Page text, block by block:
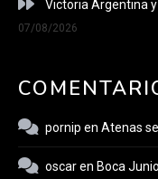
Victoria Argentina
07/08/2026
pornip en Atenas
oscaren Boca